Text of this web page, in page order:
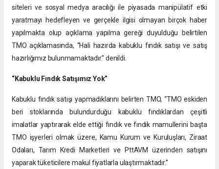
siteleri ve sosyal medya aracılığı ile piyasada manipülatif etki
yaratmayı hedefleyen ve gerçekle ilgisi olmayan birçok haber
yapılmakta olup açıklama yapılma gereği duyulduğu belirtilen
TMO açıklamasında, “Hali hazırda kabuklu fındık satışı ve satış
hazırlığımız bulunmamaktadır.” denildi.
“Kabuklu Fındık Satışımız Yok”
Kabuklu fındık satışı yapmadıklarını belirten TMO, “TMO eskiden
beri stoklarında bulundurduğu kabuklu fındıklardan çeşitli
imalatlar yaptırarak elde ettiği fındık ve fındık mamullerini başta
TMO işyerleri olmak üzere, Kamu Kurum ve Kuruluşları, Ziraat
Odaları, Tarım Kredi Marketleri ve PttAVM üzerinden satışını
yaparak tüketicilere makul fiyatlarla ulaştırmaktadır.”